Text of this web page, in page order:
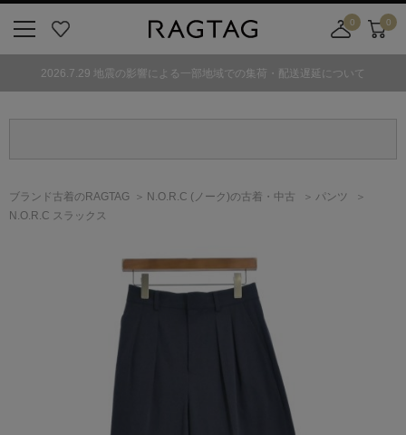
気
0
舗
カ
ト
0
2026.7.29 地震の影響による一部地域での集荷・配送遅延について
ブランド古着のRAGTAG N.O.R.C (ノーク)の古着・中古
パンツ
N.O.R.C スラックス